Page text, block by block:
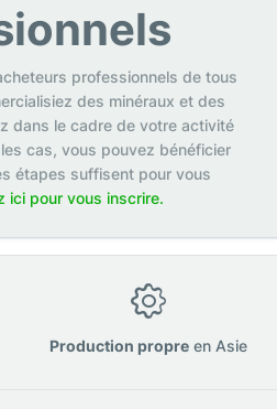
professionnels de tous
des minéraux et des
dans le cadre de votre activité
cas, vous pouvez bénéficier
étapes suffisent pour vous
ici pour vous inscrire.
Production propre en Asie